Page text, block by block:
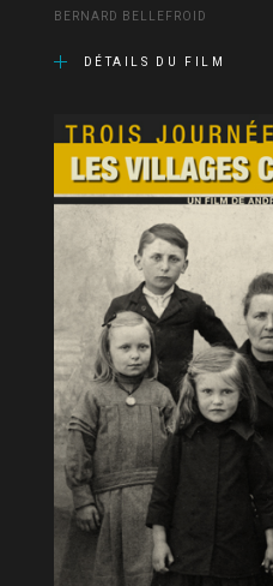
BERNARD BELLEFROID
DÉTAILS DU FILM